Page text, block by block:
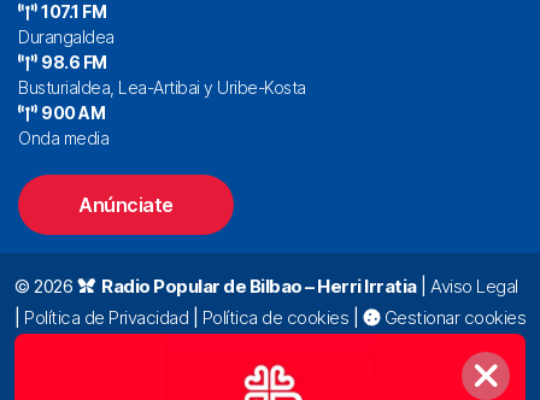
107.1 FM
Durangaldea
98.6 FM
Busturialdea, Lea-Artibai y Uribe-Kosta
900 AM
Onda media
Anúnciate
© 2026 Radio Popular de Bilbao – Herri Irratia| Aviso Legal
Política de Privacidad Política de cookies
Gestionar cookies
Alda. Mazarredo, 47 – 7º 48009 Bilbao |
|